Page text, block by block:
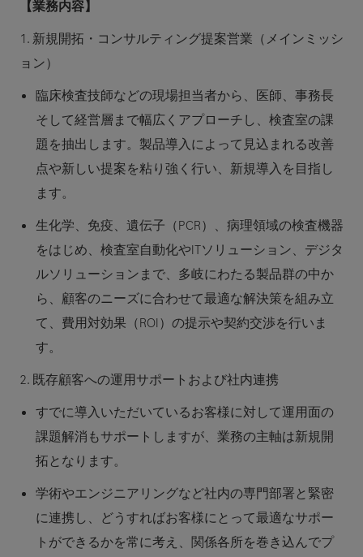
【業務内容】
1. 新規開拓・コンサルティング提案営業（メインミッシ
ョン）
臨床検査技師などの現場担当者から、医師、事務長
そして経営層まで幅広くアプローチし、検査室の課
題を抽出します。製品導入によって見込まれる改善
点や新しい提案を粘り強く行い、新規導入を目指し
ます。
生化学、免疫、遺伝子（PCR）、病理領域の検査機器
をはじめ、検査室自動化やITソリューション、デジタ
ルソリューションまで、多岐にわたる製品群の中か
ら、顧客のニーズに合わせて最適な解決策を組み立
て、費用対効果（ROI）の提示や契約交渉を行いま
す。
2. 既存顧客への運用サポートおよび社内連携
すでに導入いただいているお客様に対して運用面の
課題解消もサポートしますが、業務の主軸は新規開
拓となります。
学術やエンジニアリングなど社内の専門部署と緊密
に連携し、どうすればお客様にとって最適なサポー
トができるかを常に考え、関係各所を巻き込んでプ